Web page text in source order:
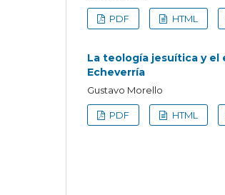
PDF HTML
La teología jesuítica y el
Echeverría
Gustavo Morello
PDF HTML